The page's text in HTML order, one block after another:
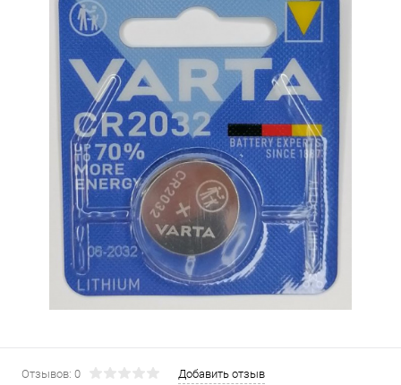
Отзывов: 0 Добавить отзыв